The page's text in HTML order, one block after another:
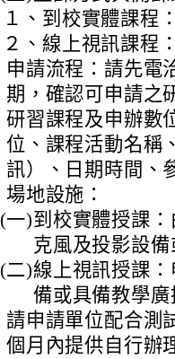
１、 到校實體課程
２、 線上視訊課程
申請流程：請先電
期，確認可申請之
研習課程及申辦數
位、課程活動名稱
訊）、日期時間、
場地設施：
(一)到校實體授課
克風及投影設
(二)線上視訊授課
備或具備教學廣
請申請單位配合測
個月內提供自行辦